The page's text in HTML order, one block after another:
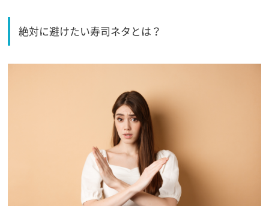
絶対に避けたい寿司ネタとは？